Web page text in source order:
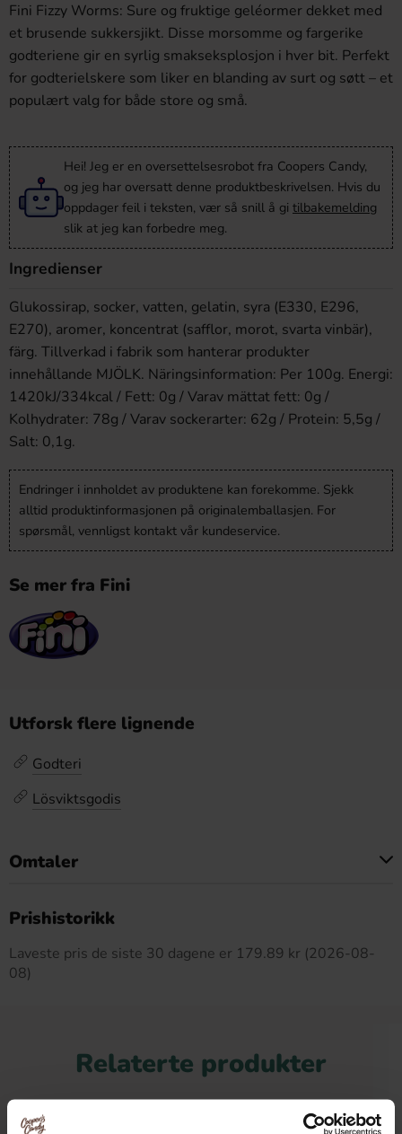
Fini Fizzy Worms: Sure og fruktige geléormer dekket med
et brusende sukkersjikt. Disse morsomme og fargerike
godteriene gir en syrlig smakseksplosjon i hver bit. Perfekt
for godterielskere som liker en blanding av surt og søtt – et
populært valg for både store og små.
Hei! Jeg er en oversettelsesrobot fra Coopers Candy,
og jeg har oversatt denne produktbeskrivelsen. Hvis du
oppdager feil i teksten, vær så snill å gi tilbakemelding
slik at jeg kan forbedre meg.
Ingredienser
Glukossirap, socker, vatten, gelatin, syra (E330, E296,
E270), aromer, koncentrat (safflor, morot, svarta vinbär),
färg. Tillverkad i fabrik som hanterar produkter
innehållande MJÖLK. Näringsinformation: Per 100g. Energi:
1420kJ/334kcal / Fett: 0g / Varav mättat fett: 0g /
Kolhydrater: 78g / Varav sockerarter: 62g / Protein: 5,5g /
Salt: 0,1g.
Endringer i innholdet av produktene kan forekomme. Sjekk
alltid produktinformasjonen på originalemballasjen. For
spørsmål, vennligst kontakt vår kundeservice.
Se mer fra Fini
Utforsk flere lignende
Godteri
Lösviktsgodis
Omtaler
Prishistorikk
Laveste pris de siste 30 dagene er 179.89 kr (2026-08-
08)
Relaterte produkter